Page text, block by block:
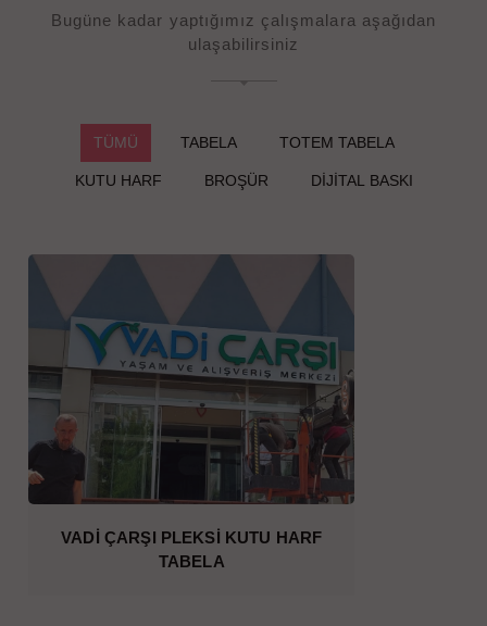
Bugüne kadar yaptığımız çalışmalara aşağıdan
ulaşabilirsiniz
TÜMÜ TABELA TOTEM TABELA
KUTU HARF BROŞÜR DİJİTAL BASKI
VADİ ÇARŞI PLEKSİ KUTU HARF
TABELA